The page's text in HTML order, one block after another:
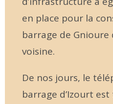
en place pour la
barrage de Gnioure
voisine.
De nos jours, le
barrage d’Izourt